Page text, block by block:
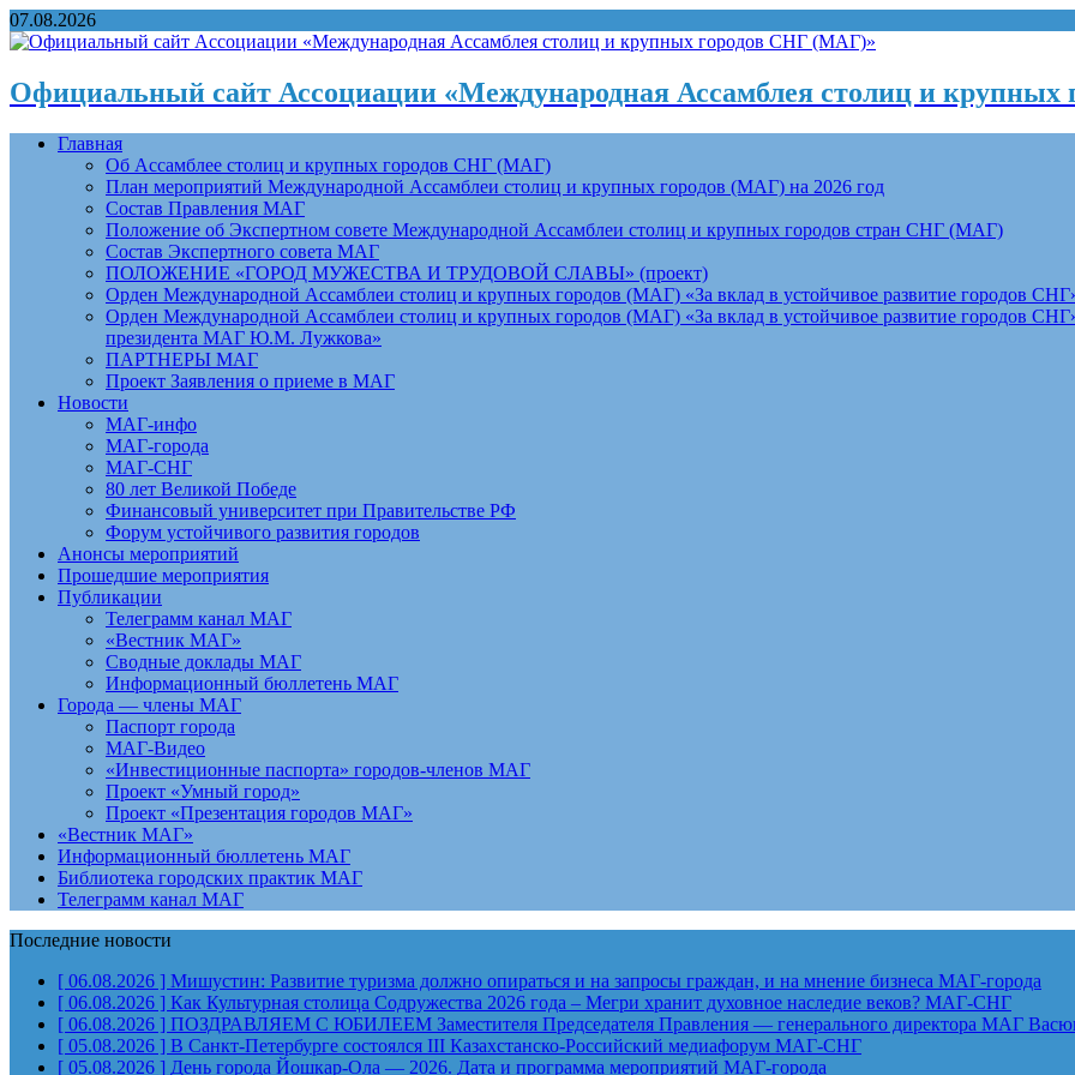
07.08.2026
Официальный сайт Ассоциации «Международная Ассамблея столиц и
Главная
Об Ассамблее столиц и крупных городов СНГ (МАГ)
План мероприятий Международной Ассамблеи столиц и крупных городов (МАГ) на 2026 год
Состав Правления МАГ
Положение об Экспертном совете Международной Ассамблеи столиц и крупных городов стран СНГ (МАГ)
Состав Экспертного совета МАГ
ПОЛОЖЕНИЕ «ГОРОД МУЖЕСТВА И ТРУДОВОЙ СЛАВЫ» (проект)
Орден Международной Ассамблеи столиц и крупных городов (МАГ) «За вклад в устойчивое развитие городов
Орден Международной Ассамблеи столиц и крупных городов (МАГ) «За вклад в устойчивое развитие городов
президента МАГ Ю.М. Лужкова»
ПАРТНЕРЫ МАГ
Проект Заявления о приеме в МАГ
Новости
МАГ-инфо
МАГ-города
МАГ-СНГ
80 лет Великой Победе
Финансовый университет при Правительстве РФ
Форум устойчивого развития городов
Анонсы мероприятий
Прошедшие мероприятия
Публикации
Телеграмм канал МАГ
«Вестник МАГ»
Сводные доклады МАГ
Информационный бюллетень МАГ
Города — члены МАГ
Паспорт города
МАГ-Видео
«Инвестиционные паспорта» городов-членов МАГ
Проект «Умный город»
Проект «Презентация городов МАГ»
«Вестник МАГ»
Информационный бюллетень МАГ
Библиотека городских практик МАГ
Телеграмм канал МАГ
Последние новости
[ 06.08.2026 ] Мишустин: Развитие туризма должно опираться и на запросы граждан, и на мнение бизнеса МАГ-города
[ 06.08.2026 ] Как Культурная столица Содружества 2026 года – Мегри хранит духовное наследие веков? МАГ-СНГ
[ 06.08.2026 ] ПОЗДРАВЛЯЕМ С ЮБИЛЕЕМ Заместителя Председателя Правления — генерального директора МАГ
[ 05.08.2026 ] В Санкт-Петербурге состоялся III Казахстанско-Российский медиафорум МАГ-СНГ
[ 05.08.2026 ] День города Йошкар-Ола — 2026. Дата и программа мероприятий МАГ-города